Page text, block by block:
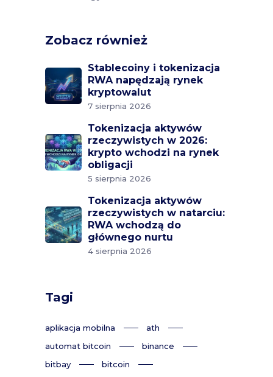
Zobacz również
Stablecoiny i tokenizacja
RWA napędzają rynek
kryptowalut
7 sierpnia 2026
Tokenizacja aktywów
rzeczywistych w 2026:
krypto wchodzi na rynek
obligacji
5 sierpnia 2026
Tokenizacja aktywów
rzeczywistych w natarciu:
RWA wchodzą do
głównego nurtu
4 sierpnia 2026
Tagi
aplikacja mobilna
ath
automat bitcoin
binance
bitbay
bitcoin